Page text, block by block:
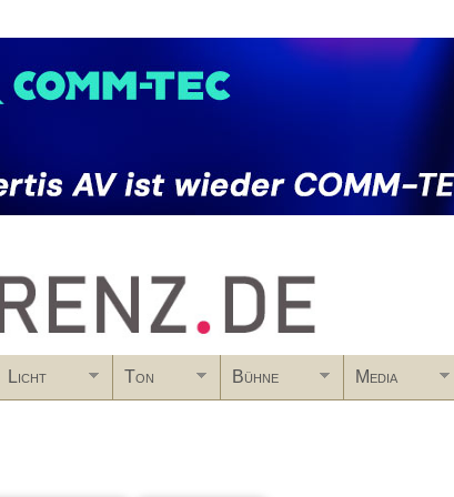
Licht Ton Bühne Media